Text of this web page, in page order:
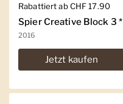
Regulärer Preis
Rabattiert ab CHF 17.90
Spier Creative Block 3 *
2016
Jetzt kaufen